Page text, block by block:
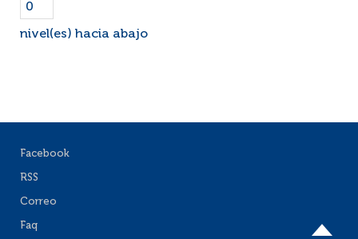
nivel(es) hacia abajo
Facebook
RSS
Correo
Faq